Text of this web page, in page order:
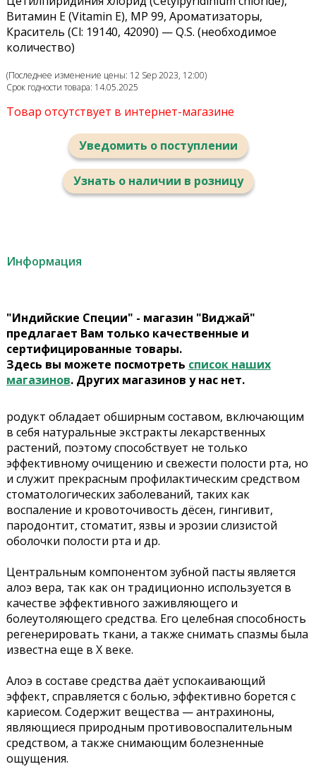
Витамин Е (Vitamin E), MP 99, Ароматизаторы,
Краситель (Cl: 19140, 42090) — Q.S. (необходимое
количество)
(Последнее изменение цены: 12 Sep 2023, 12:00)
Срок годности товара: 14.05.2025
Товар отсутствует в интернет-магазине
Уведомить о поступлении
Узнать о наличии в розницу
Информация
"Индийские Специи" - магазин "Виджай"
предлагает Вам только качественные и
сертифицированные товары.
Здесь вы можете посмотреть список наших
магазинов. Других магазинов у нас нет.
родукт обладает обширным составом, включающим
в себя натуральные экстракты лекарственных
растений, поэтому способствует не только
эффективному очищению и свежести полости рта, но
и служит прекрасным профилактическим средством
стоматологических заболеваний, таких как
воспаление и кровоточивость дёсен, гингивит,
пародонтит, стоматит, язвы и эрозии слизистой
оболочки полости рта и др.
Центральным компонентом зубной пасты является
алоэ вера, так как он традиционно используется в
качестве эффективного заживляющего и
болеутоляющего средства. Его целебная способность
регенерировать ткани, а также снимать спазмы была
известна еще в X веке.
Алоэ в составе средства даёт успокаивающий
эффект, справляется с болью, эффективно борется с
кариесом. Содержит вещества — антрахиноны,
являющиеся природным противовоспалительным
средством, а также снимающим болезненные
ощущения.